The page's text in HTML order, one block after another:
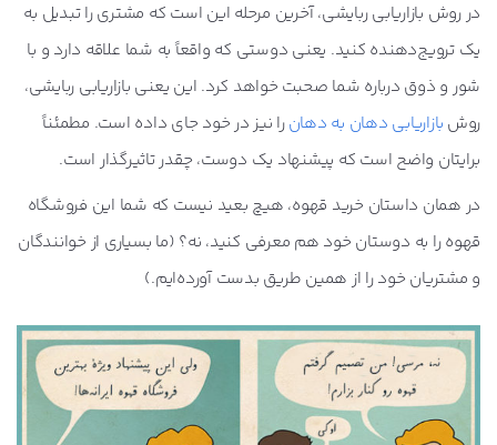
در روش بازاریابی ربایشی، آخرین مرحله این است که مشتری را تبدیل به
یک ترویج‌دهنده کنید. یعنی دوستی که واقعاً به شما علاقه دارد و با
شور و ذوق درباره شما صحبت خواهد کرد. این یعنی بازاریابی ربایشی،
روش بازاریابی دهان به دهانرا نیز در خود جای داده است. مطمئناً
برایتان واضح است که پیشنهاد یک دوست، چقدر تاثیرگذار است.
در همان داستان خرید قهوه، هیچ بعید نیست که شما این فروشگاه
قهوه را به دوستان خود هم معرفی کنید، نه؟ (ما بسیاری از خوانندگان
و مشتریان خود را از همین طریق بدست آورده‌ایم.)